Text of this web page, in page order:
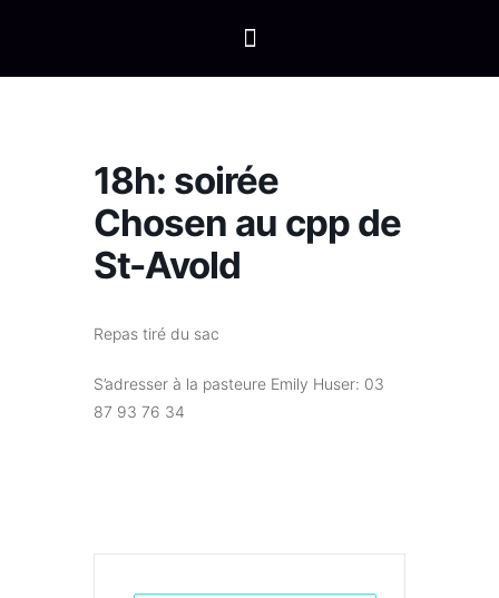
18h: soirée
Chosen au cpp de
St-Avold
Repas tiré du sac
S’adresser à la pasteure Emily Huser: 03
87 93 76 34